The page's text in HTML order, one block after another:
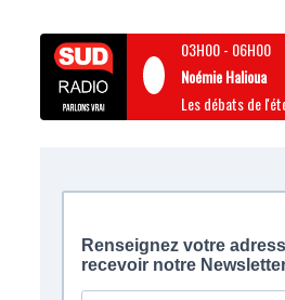
03H00- 06H00
Noémie Halioua
Les débats de